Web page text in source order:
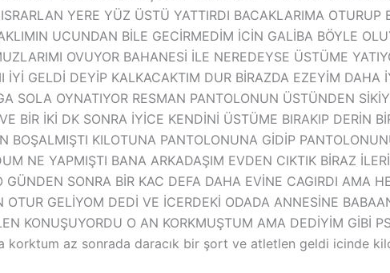
YERE YÜZ ÜSTÜ YATTIRDI BACAKLARIMA
UCUNDAN BİLE GECİRMEDİM İCİN GALİBA BÖYLE
OVUYOR BAHANESİ İLE NEREDEYSE ÜSTÜME
İYİ GELDİ DEYİP KALKACAKTIM DUR BİRAZDA EZEYİM
SOLA OYNATIYOR RESMAN PANTOLONUN ÜSTÜNDEN
BİR İKİ DK SONRA İYİCE KENDİNİ ÜSTÜME BIRAKIP DERİN
BOŞALMIŞTI KILOTUNA PANTOLONUNA GİDİP
NE YAPMIŞTI BANA ARKADAŞIM EVDEN CIKTIK BİRAZ
GÜNDEN SONRA BİR KAC DEFA DAHA EVİNE CAGIRDI AMA
OTUR GELİYOM DEDİ VE İCERDEKİ ODADA ANNESİNE
KONUŞUYORDU O AN KORKMUŞTUM AMA DEDİYİM GİBİ
korktum az sonrada daracık bir şort ve atletlen geldi icinde